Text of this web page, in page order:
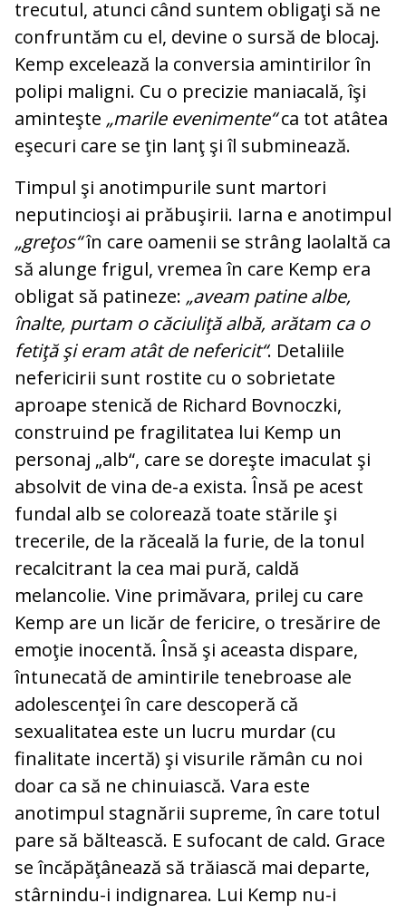
trecutul, atunci când suntem obligaţi să ne
confruntăm cu el, devine o sursă de blocaj.
Kemp excelează la conversia amintirilor în
polipi maligni. Cu o precizie maniacală, îşi
aminteşte „marile evenimente“ca tot atâtea
eşecuri care se ţin lanţ şi îl subminează.
Timpul şi anotimpurile sunt martori
neputincioşi ai prăbuşirii. Iarna e anotimpul
„greţos“în care oamenii se strâng laolaltă ca
să alunge frigul, vremea în care Kemp era
obligat să patineze: „aveam patine albe,
înalte, purtam o căciuliţă albă, arătam ca o
fetiţă şi eram atât de nefericit“. Detaliile
nefericirii sunt rostite cu o sobrietate
aproape stenică de Richard Bovnoczki,
construind pe fragilitatea lui Kemp un
personaj „alb“, care se doreşte imaculat şi
absolvit de vina de-a exista. Însă pe acest
fundal alb se colorează toate stările şi
trecerile, de la răceală la furie, de la tonul
recalcitrant la cea mai pură, caldă
melancolie. Vine primăvara, prilej cu care
Kemp are un licăr de fericire, o tresărire de
emoţie inocentă. Însă şi aceasta dispare,
întunecată de amintirile tenebroase ale
adolescenţei în care descoperă că
sexualitatea este un lucru murdar (cu
finalitate incertă) şi visurile rămân cu noi
doar ca să ne chinuiască. Vara este
anotimpul stagnării supreme, în care totul
pare să băltească. E sufocant de cald. Grace
se încăpăţânează să trăiască mai departe,
stârnindu-i indignarea. Lui Kemp nu-i